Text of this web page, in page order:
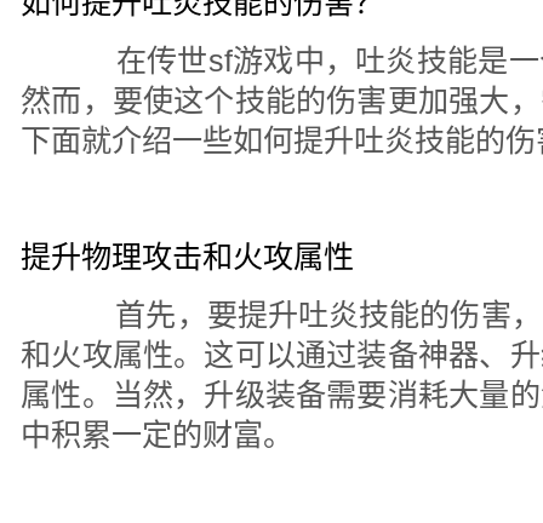
在传世sf游戏中，吐炎技能是一
然而，要使这个技能的伤害更加强大
下面就介绍一些如何提升吐炎技能的
提升物理攻击和火攻属性
首先，要提升吐炎技能的伤害，
和火攻属性。这可以通过装备神器、
属性。当然，升级装备需要消耗大量
中积累一定的财富。